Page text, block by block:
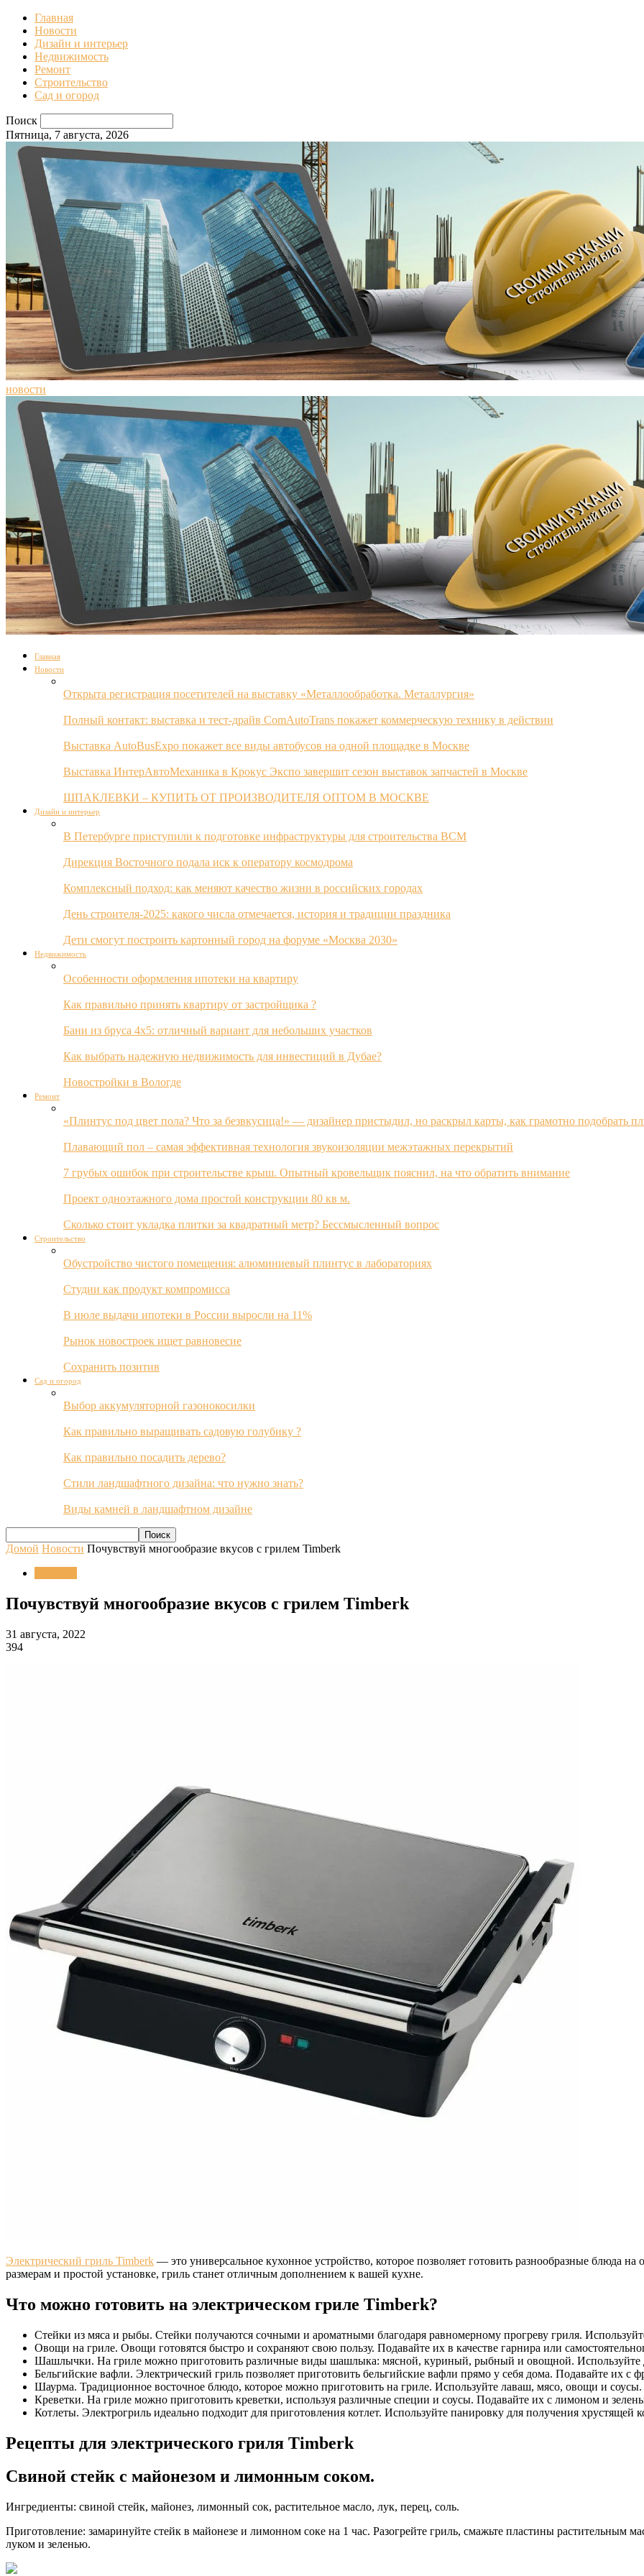
Главная
Новости
Дизайн и интерьер
Недвижимость
Ремонт
Строительство
Сад и огород
Поиск
Пятница, 7 августа, 2026
новости
Главная
Новости
Открыта регистрация посетителей на выставку «Металлообработка. Металлургия»
Полный контакт: выставка и тест-драйв ComAutoTrans покажет коммерческую технику в действии
Выставка AutoBusExpo покажет все виды автобусов на одной площадке в Москве
Выставка ИнтерАвтоМеханика в Крокус Экспо завершит сезон выставок запчастей в Москве
ШПАКЛЕВКИ – КУПИТЬ ОТ ПРОИЗВОДИТЕЛЯ ОПТОМ В МОСКВЕ
Дизайн и интерьер
В Петербурге приступили к подготовке инфраструктуры для строительства ВСМ
Дирекция Восточного подала иск к оператору космодрома
Комплексный подход: как меняют качество жизни в российских городах
День строителя-2025: какого числа отмечается, история и традиции праздника
Дети смогут построить картонный город на форуме «Москва 2030»
Недвижимость
Особенности оформления ипотеки на квартиру
Как правильно принять квартиру от застройщика ?
Бани из бруса 4х5: отличный вариант для небольших участков
Как выбрать надежную недвижимость для инвестиций в Дубае?
Новостройки в Вологде
Ремонт
«Плинтус под цвет пола? Что за безвкусица!» — дизайнер пристыдил, но раскрыл карты, как грамотно подобрать
Плавающий пол – самая эффективная технология звукоизоляции межэтажных перекрытий
7 грубых ошибок при строительстве крыш. Опытный кровельщик пояснил, на что обратить внимание
Проект одноэтажного дома простой конструкции 80 кв м.
Сколько стоит укладка плитки за квадратный метр? Бессмысленный вопрос
Строительство
Обустройство чистого помещения: алюминиевый плинтус в лабораториях
Студии как продукт компромисса
В июле выдачи ипотеки в России выросли на 11%
Рынок новостроек ищет равновесие
Сохранить позитив
Сад и огород
Выбор аккумуляторной газонокосилки
Как правильно выращивать садовую голубику ?
Как правильно посадить дерево?
Стили ландшафтного дизайна: что нужно знать?
Виды камней в ландшафтном дизайне
Домой Новости Почувствуй многообразие вкусов с грилем Timberk
Почувствуй многообразие вкусов с грилем Timberk
31 августа, 2022
394
Электрический гриль Timberk — это универсальное кухонное устройство, которое позволяет готовить разнообразные блюда
размерам и простой установке, гриль станет отличным дополнением к вашей кухне.
Что можно готовить на электрическом гриле Timberk?
Стейки из мяса и рыбы. Стейки получаются сочными и ароматными благодаря равномерному прогреву гриля.
Овощи на гриле. Овощи готовятся быстро и сохраняют свою пользу. Подавайте их в качестве гарнира или
Шашлычки. На гриле можно приготовить различные виды шашлыка: мясной, куриный, рыбный и овощной. Используйте
Бельгийские вафли. Электрический гриль позволяет приготовить бельгийские вафли прямо у себя дома. Подавайте их с
Шаурма. Традиционное восточное блюдо, которое можно приготовить на гриле. Используйте лаваш, мясо, овощи и соусы.
Креветки. На гриле можно приготовить креветки, используя различные специи и соусы. Подавайте их с лимоном и
Котлеты. Электрогриль идеально подходит для приготовления котлет. Используйте панировку для получения хрустящей
Рецепты для электрического гриля Timberk
Свиной стейк с майонезом и лимонным соком.
Ингредиенты: свиной стейк, майонез, лимонный сок, растительное масло, лук, перец, соль.
Приготовление: замаринуйте стейк в майонезе и лимонном соке на 1 час. Разогрейте гриль, смажьте пластины растительным
луком и зеленью.